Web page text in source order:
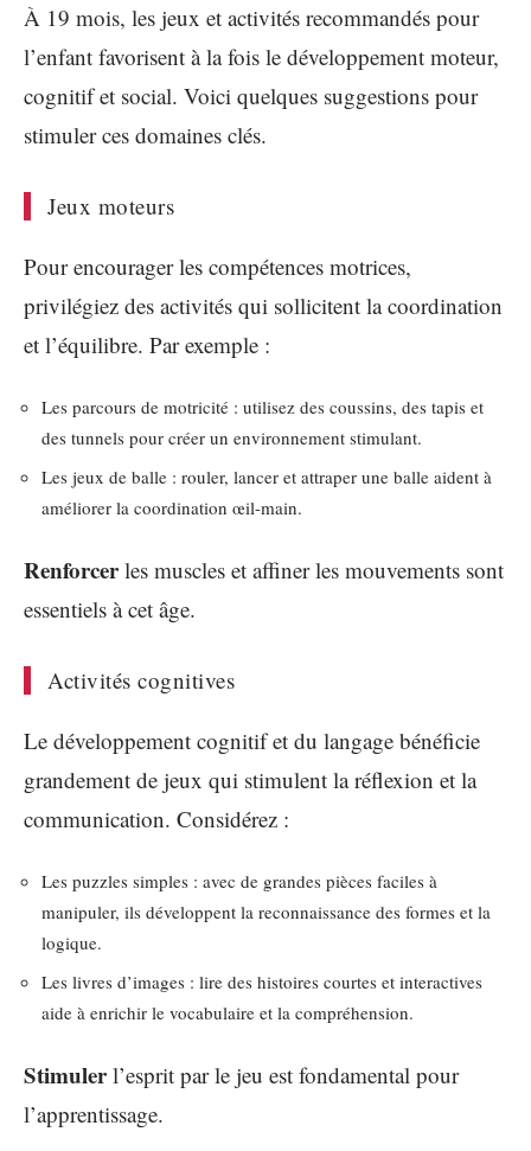
À 19 mois, les jeux et activités recommandés pour
l’enfant favorisent à la fois le développement moteur,
cognitif et social. Voici quelques suggestions pour
stimuler ces domaines clés.
Jeux moteurs
Pour encourager les compétences motrices,
privilégiez des activités qui sollicitent la coordination
et l’équilibre. Par exemple :
Les parcours de motricité : utilisez des coussins, des tapis et
des tunnels pour créer un environnement stimulant.
Les jeux de balle : rouler, lancer et attraper une balle aident à
améliorer la coordination œil-main.
Renforcerles muscles et affiner les mouvements sont
essentiels à cet âge.
Activités cognitives
Le développement cognitif et du langage bénéficie
grandement de jeux qui stimulent la réflexion et la
communication. Considérez :
Les puzzles simples : avec de grandes pièces faciles à
manipuler, ils développent la reconnaissance des formes et la
logique.
Les livres d’images : lire des histoires courtes et interactives
aide à enrichir le vocabulaire et la compréhension.
Stimulerl’esprit par le jeu est fondamental pour
l’apprentissage.